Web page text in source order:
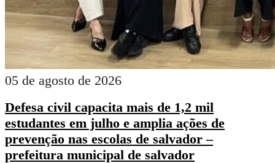
05 de agosto de 2026
Defesa civil capacita mais de 1,2 mil
estudantes em julho e amplia ações de
prevenção nas escolas de salvador –
prefeitura municipal de salvador